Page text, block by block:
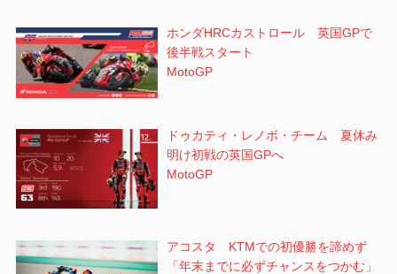
ホンダHRCカストロール 英国GPで
後半戦スタート
MotoGP
ドゥカティ・レノボ・チーム 夏休み
明け初戦の英国GPへ
MotoGP
アコスタ KTMでの初優勝を諦めず
「年末までに必ずチャンスをつかむ」